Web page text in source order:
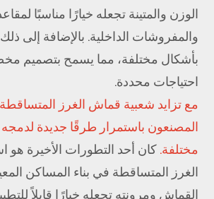
الوزن والمتينة تجعله خيارًا مناسبًا
والمفروشات الداخلية. بالإضافة إلى
بأشكال مختلفة، مما يسمح بتصميم
احتياجات محددة.
مع تزايد شعبية قماش الغرز
المصنعون باستمرار طرقًا جديدة
مختلفة.كان أحد التطورات الأخيرة هو
الغرز المتساقطة في بناء المساكن
القماش ومرونته تجعله خيارًا قابلاً